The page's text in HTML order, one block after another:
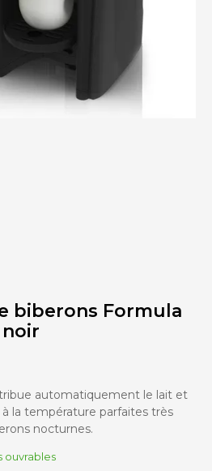
biberons Formula
automatiquement le lait et
à la température parfaites très
nocturnes.
ouvrables